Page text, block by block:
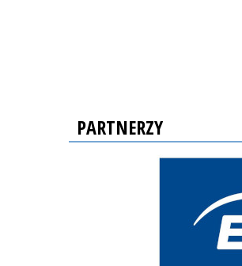
PARTNERZY